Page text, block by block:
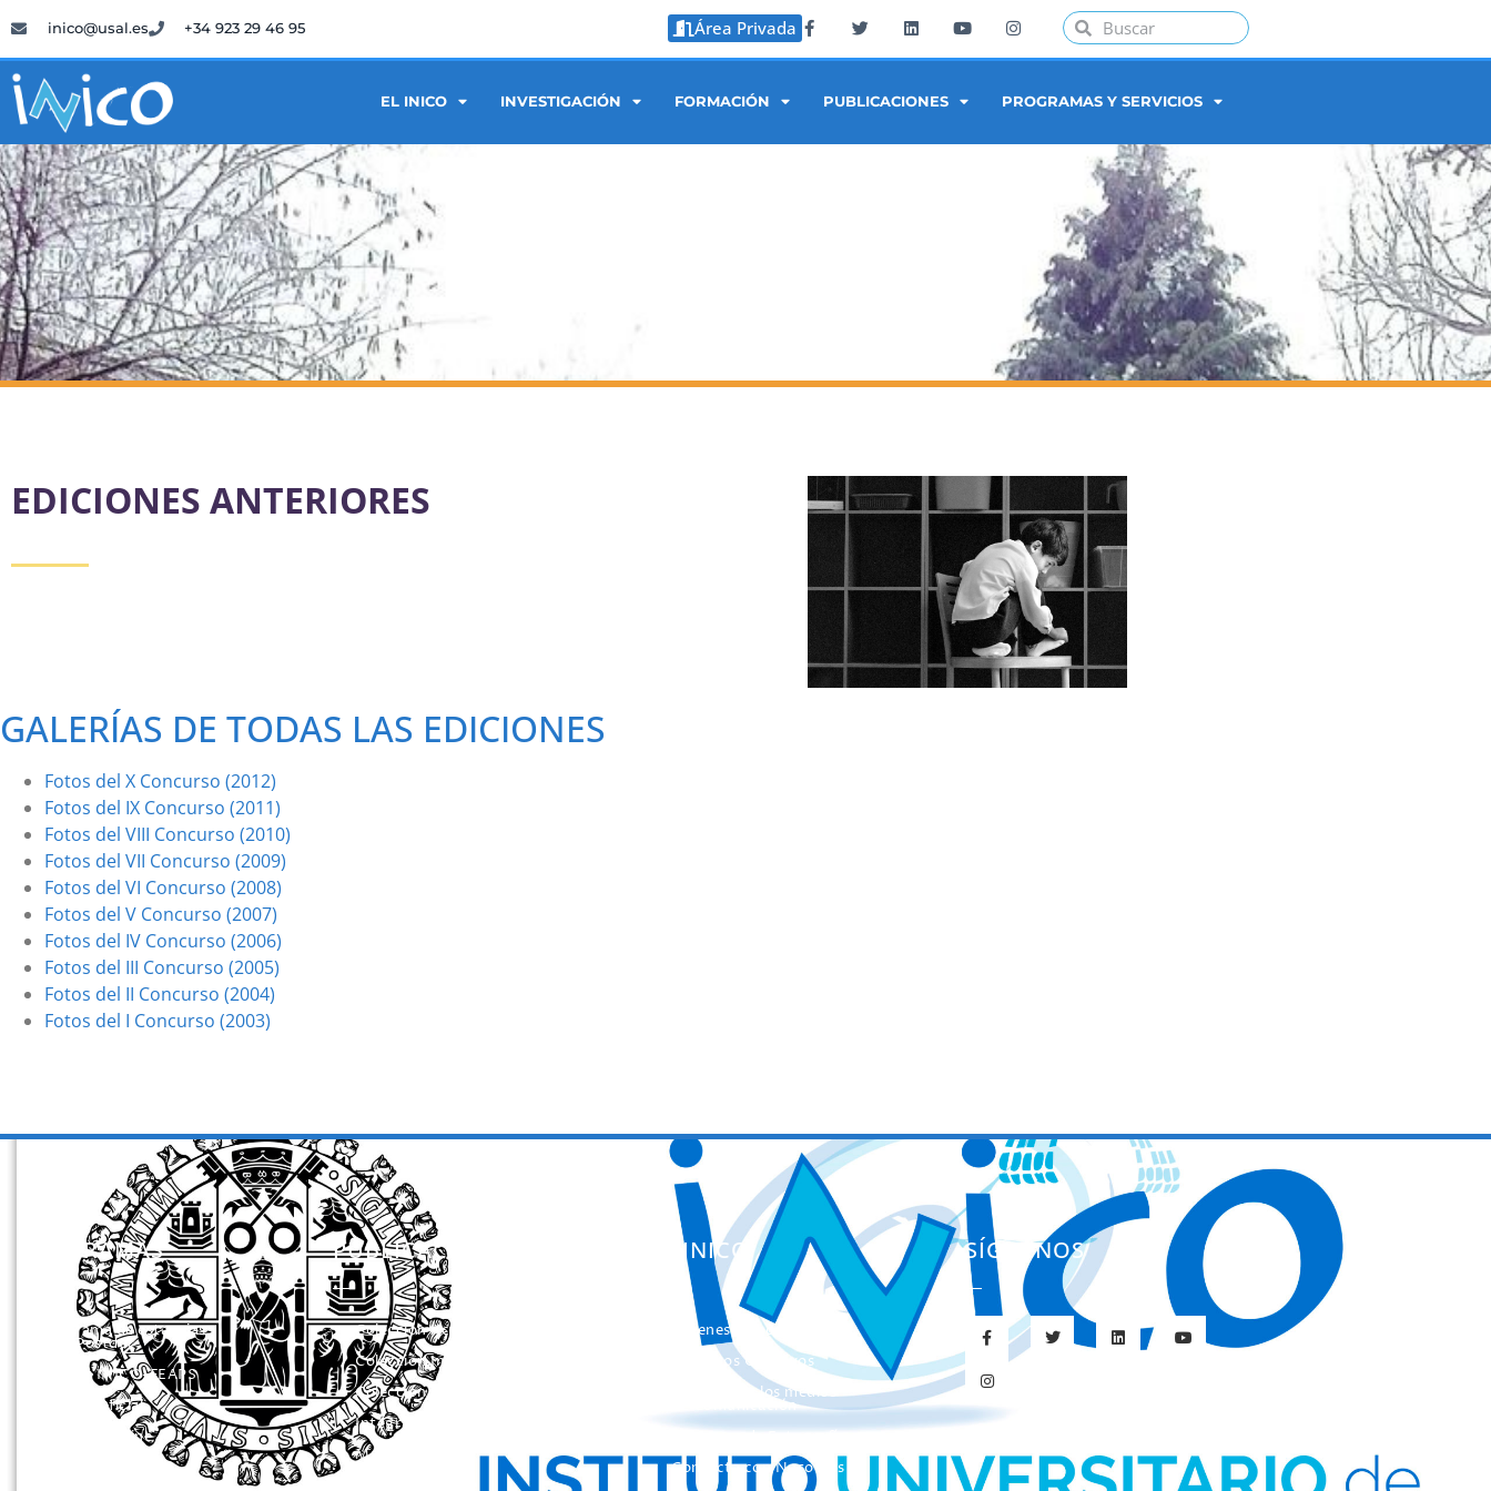
inico@usal.es +34 923 29 46 95 Área Privada
EL INICO INVESTIGACIÓN FORMACIÓN PUBLICACIONES PROGRAMAS Y SERVICIOS
EDICIONES ANTERIORES
GALERÍAS DE TODAS LAS EDICIONES
Fotos del X Concurso (2012)
Fotos del IX Concurso (2011)
Fotos del VIII Concurso (2010)
Fotos del VII Concurso (2009)
Fotos del VI Concurso (2008)
Fotos del V Concurso (2007)
Fotos del IV Concurso (2006)
Fotos del III Concurso (2005)
Fotos del II Concurso (2004)
Fotos del I Concurso (2003)
PROGRAMAS
Programa de estancias
Doc/Postdoc
Máster INICO-FEAPS
Máster Oficial
Máster On Line
PUBLICACIONES
Colección Actas
Colección Investigación
Colección Herramientas
Integra
Manuales
EL INICO
Quienes somos
Nuestros Objetivos
El INICO en los medios
de Comunicación
Contacta con Nosotros
SÍGUENOS